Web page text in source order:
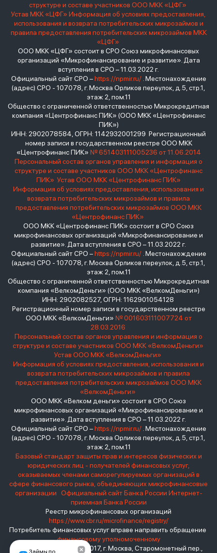
Займы по
структуре и составе участников ООО МКК «ЦФГ»
Устав МКК «ЦФГ» Информация об условиях предоставления,
использования и возврата потребительских микрозаймов и
правила предоставления потребительских микрозаймов МКК
«ЦФГ»
ООО МКК «ЦФГ» состоит в СРО Союз микрофинансовых
организаций «Микрофинансирование и развитие». Дата
вступления в СРО – 11.03.2022 г.
Официальный сайт СРО –https://npmir.ru/. Местонахождение
(адрес) СРО - 107078, г. Москва Орликов переулок, д.5, стр.1,
этаж 2, пом.11
Общество с ограниченной ответственностью Микрокредитная
компания «Центрофинанс ПИК» (ООО МКК «Центрофинанс
ПИК»)
ИНН: 2902078584, ОГРН: 1142932001299 Регистрационный
номер записи в государственном реестре ООО МКК
«Центрофинанс ПИК» № 651403111005236 от 11.06.2014
Персональный состав органов управления и информация о
структуре и составе участников ООО МКК «Центрофинанс
ПИК» Устав ООО МКК «Центрофинанс ПИК»
Информация об условиях предоставления, использования и
возврата потребительских микрозаймов и правила
предоставления потребительских микрозаймов ООО МКК
«Центрофинанс ПИК»
ООО МКК «Центрофинанс ПИК» состоит в СРО Союз
микрофинансовых организаций «Микрофинансирование и
развитие». Дата вступления в СРО – 11.03.2022 г.
Официальный сайт СРО –https://npmir.ru/. Местонахождение
(адрес) СРО - 107078, г. Москва Орликов переулок, д.5, стр.1,
этаж 2, пом.11
Общество с ограниченной ответственностью Микрокредитная
компания «ВелкомДеньги» (ООО МКК «ВелкомДеньги»)
ИНН: 2902082527, ОГРН: 1162901054128
Регистрационный номер записи в государственном реестре
ООО МКК «ВелкомДеньги» № 001603111007724 от
28.03.2016
Персональный состав органов управления и информация о
структуре и составе участников ООО МКК «ВелкомДеньги»
Устав ООО МКК «ВелкомДеньги»
Информация об условиях предоставления, использования и
возврата потребительских микрозаймов и правила
предоставления потребительских микрозаймов ООО МКК
«ВелкомДеньги»
ООО МКК «Велком деньги» состоит в СРО Союз
микрофинансовых организаций «Микрофинансирование и
развитие». Дата вступления в СРО – 11.03.2022 г.
Официальный сайт СРО –https://npmir.ru/. Местонахождение
(адрес) СРО - 107078, г. Москва Орликов переулок, д.5, стр.1,
этаж 2, пом.11
Базовый стандарт защиты прав и интересов физических и
юридических лиц - получателей финансовых услуг,
оказываемых членами саморегулируемых организаций в
сфере финансового рынка, объединяющих микрофинансовые
организации
Официальный сайт Банка России Интернет-
приемная Банка России
Реестр микрофинансовых организаций
https://www.cbr.ru/microfinance/registry/
Потребитель финансовых услуг вправе направить обращение
финансовому уполномоченному
Место нахождения: 119017, г. Москва, Старомонетный пер.,